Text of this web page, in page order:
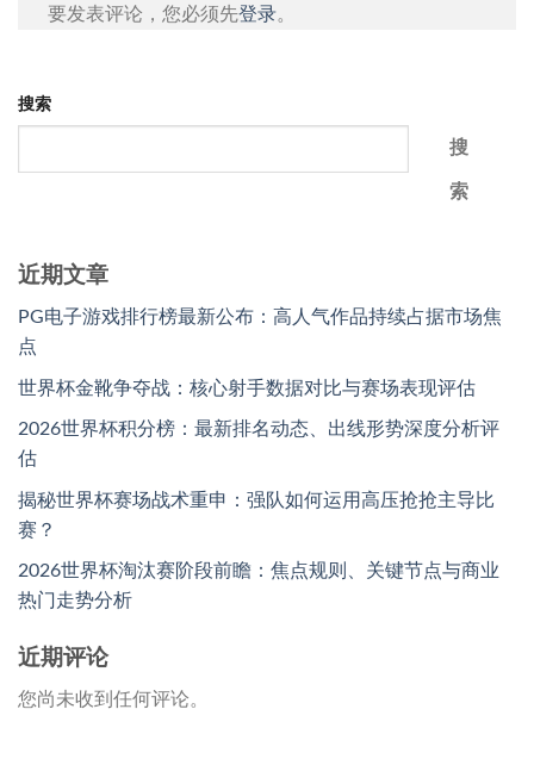
要发表评论，您必须先登录。
搜索
搜
索
近期文章
PG电子游戏排行榜最新公布：高人气作品持续占据市场焦
点
世界杯金靴争夺战：核心射手数据对比与赛场表现评估
2026世界杯积分榜：最新排名动态、出线形势深度分析评
估
揭秘世界杯赛场战术重申：强队如何运用高压抢抢主导比
赛？
2026世界杯淘汰赛阶段前瞻：焦点规则、关键节点与商业
热门走势分析
近期评论
您尚未收到任何评论。